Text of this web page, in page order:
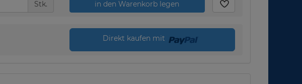
Stk. in den Warenkorb legen
Direkt kaufen mit